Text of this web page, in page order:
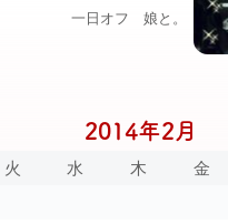
一日オフ 娘と。
2014年2月
火 水 木 金